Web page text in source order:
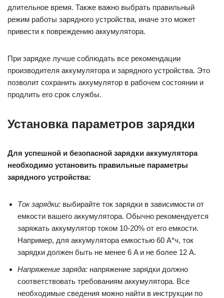
длительное время. Также важно выбрать правильный
режим работы зарядного устройства, иначе это может
привести к повреждению аккумулятора.
При зарядке лучше соблюдать все рекомендации
производителя аккумулятора и зарядного устройства. Это
позволит сохранить аккумулятор в рабочем состоянии и
продлить его срок службы.
Установка параметров зарядки
Для успешной и безопасной зарядки аккумулятора
необходимо установить правильные параметры
зарядного устройства:
Ток зарядки: выбирайте ток зарядки в зависимости от
емкости вашего аккумулятора. Обычно рекомендуется
заряжать аккумулятор током 10-20% от его емкости.
Например, для аккумулятора емкостью 60 А*ч, ток
зарядки должен быть не менее 6 A и не более 12 A.
Напряжение заряда: напряжение зарядки должно
соответствовать требованиям аккумулятора. Все
необходимые сведения можно найти в инструкции по